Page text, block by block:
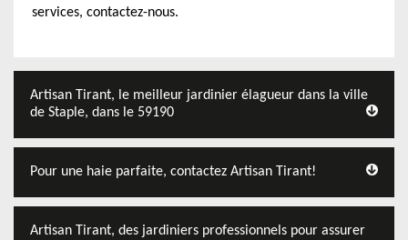
services, contactez-nous.
Artisan Tirant, le meilleur jardinier élagueur dans la ville
de Staple, dans le 59190
Pour une haie parfaite, contactez Artisan Tirant!
Artisan Tirant, des jardiniers professionnels pour assurer